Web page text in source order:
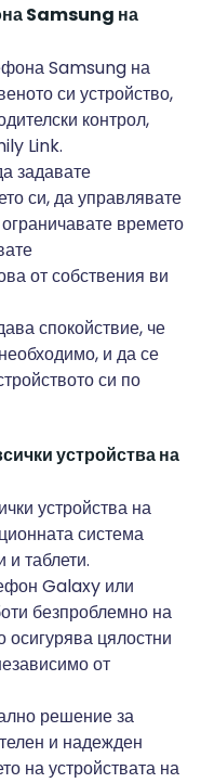
Samsung на
Samsung на
си устройство,
контрол,
Link.
задавате
си, да управлявате
времето
от собствения ви
спокойствие, че
и да се
си по
устройства на
устройства на
система
таблети.
Galaxy или
безпроблемно на
осигурява цялостни
от
решение за
и надежден
на устройствата на